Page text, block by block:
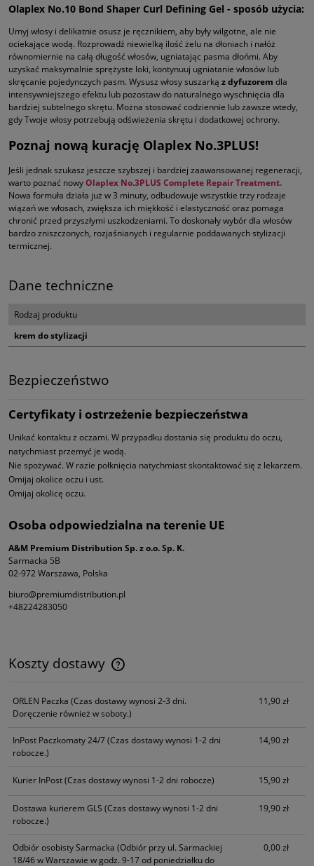
Olaplex No.10 Bond Shaper Curl Defining Gel - sposób użycia:
Umyj włosy i delikatnie osusz je ręcznikiem, aby były wilgotne, ale nie
ociekające wodą. Rozprowadź niewielką ilość żelu na dłoniach i nałóż
równomiernie na całą długość włosów, ugniatając pasma dłońmi. Aby
uzyskać maksymalnie sprężyste loki, kontynuuj ugniatanie włosów lub
skręcanie pojedynczych pasm. Wysusz włosy suszarką z dyfuzorem dla
intensywniejszego efektu lub pozostaw do naturalnego wyschnięcia dla
bardziej subtelnego skrętu. Można stosować codziennie lub zawsze wtedy,
gdy Twoje włosy potrzebują odświeżenia skrętu i dodatkowej ochrony.
Poznaj nową kurację Olaplex No.3PLUS!
Jeśli jednak szukasz jeszcze szybszej i bardziej zaawansowanej regeneracji,
warto poznać nowyOlaplex No.3PLUS Complete Repair Treatment.
Nowa formuła działa już w 3 minuty, odbudowuje wszystkie trzy rodzaje
wiązań we włosach, zwiększa ich miękkość i elastyczność oraz pomaga
chronić przed przyszłymi uszkodzeniami. To doskonały wybór dla włosów
bardzo zniszczonych, rozjaśnianych i regularnie poddawanych stylizacji
termicznej.
Dane techniczne
Rodzaj produktu
krem do stylizacji
Bezpieczeństwo
Certyfikaty i ostrzeżenie bezpieczeństwa
Unikać kontaktu z oczami. W przypadku dostania się produktu do oczu,
natychmiast przemyć je wodą.
Nie spożywać. W razie połknięcia natychmiast skontaktować się z lekarzem.
Omijaj okolice oczu i ust.
Omijaj okolicę oczu.
Osoba odpowiedzialna na terenie UE
A&M Premium Distribution Sp. z o.o. Sp. K.
Sarmacka 5B
02-972 Warszawa, Polska
biuro@premiumdistribution.pl
+48224283050
Koszty dostawy
Cena nie zawiera ewentualnych kosztów płatności
ORLEN Paczka (Czas dostawy wynosi 2-3 dni.
Doręczenie również w soboty.)
11,90 zł
InPost Paczkomaty 24/7(Czas dostawy wynosi 1-2 dni
robocze.)
14,90 zł
Kurier InPost(Czas dostawy wynosi 1-2 dni robocze) 15,90 zł
Dostawa kurierem GLS (Czas dostawy wynosi 1-2 dni
robocze.)
19,90 zł
Odbiór osobisty Sarmacka (Odbiór przy ul. Sarmackiej
18/46 w Warszawie w godz. 9-17 od poniedziałku do
0,00 zł